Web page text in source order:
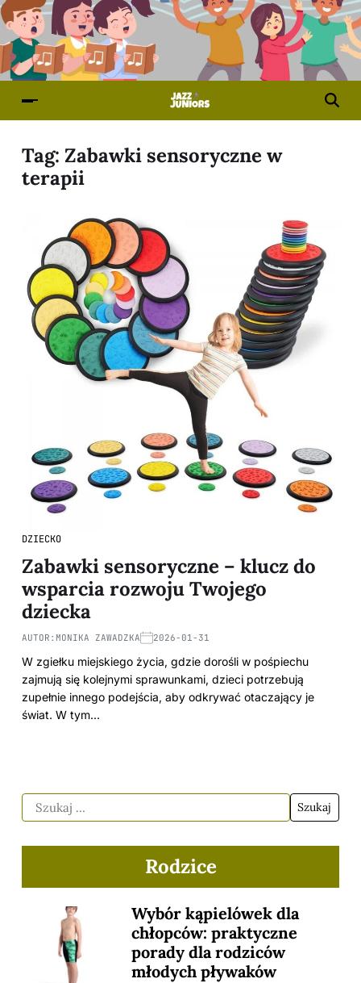
Tag: Zabawki sensoryczne w
terapii
DZIECKO
Zabawki sensoryczne – klucz do
wsparcia rozwoju Twojego
dziecka
AUTOR: MONIKA ZAWADZKA 2026-01-31
W zgiełku miejskiego życia, gdzie dorośli w pośpiechu
zajmują się kolejnymi sprawunkami, dzieci potrzebują
zupełnie innego podejścia, aby odkrywać otaczający je
świat. W tym…
Rodzice
Wybór kąpielówek dla
chłopców: praktyczne
porady dla rodziców
młodych pływaków